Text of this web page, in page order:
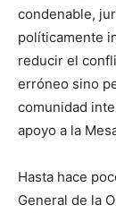
condenable,
políticamente
reducir el
erróneo sino
comunidad
apoyo a la
Hasta hace
General de la